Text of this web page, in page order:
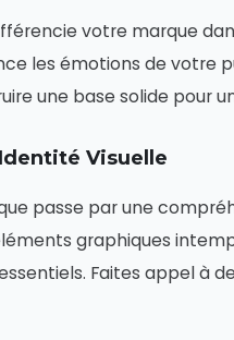
votre marque
les émotions de votre
une base solide pour
Visuelle
passe par une
graphiques
Faites appel à